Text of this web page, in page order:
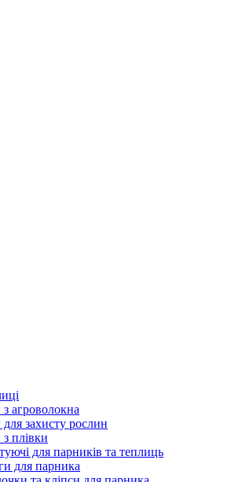
агроволокна
захисту рослин
плівки
для парників та теплиць
для парника